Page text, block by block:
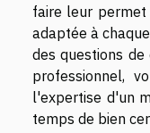
faire leur permet
adaptée à
des questions
professionnel,
l'expertise d'un
temps de bien